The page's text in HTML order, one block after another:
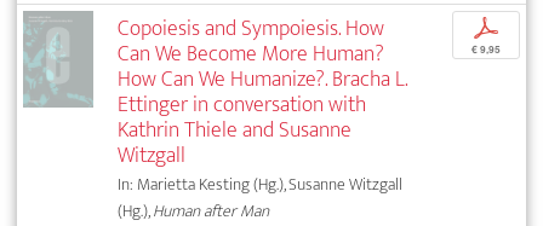
Copoiesis and Sympoiesis. How
Can We Become More Human?
How Can We Humanize?. Bracha L.
Ettinger in conversation with
Kathrin Thiele and Susanne
Witzgall
In: Marietta Kesting (Hg.), Susanne Witzgall
(Hg.),Human after Man
p
€ 9,95